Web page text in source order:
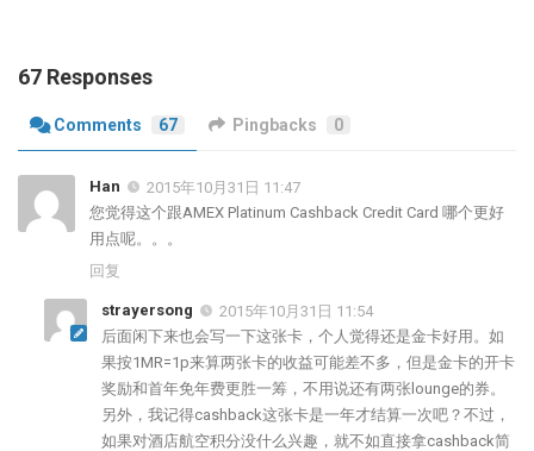
67 Responses
Comments 67 Pingbacks 0
Han
2015年10月31日 11:47
您觉得这个跟AMEX Platinum Cashback Credit Card 哪个更好
用点呢。。。
回复
strayersong
2015年10月31日 11:54
后面闲下来也会写一下这张卡，个人觉得还是金卡好用。如
果按1MR=1p来算两张卡的收益可能差不多，但是金卡的开卡
奖励和首年免年费更胜一筹，不用说还有两张lounge的券。
另外，我记得cashback这张卡是一年才结算一次吧？不过，
如果对酒店航空积分没什么兴趣，就不如直接拿cashback简